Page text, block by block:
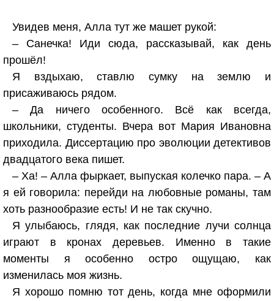
Увидев меня, Алла тут же машет рукой:
– Санечка! Иди сюда, рассказывай, как день
прошёл!
Я вздыхаю, ставлю сумку на землю и
присаживаюсь рядом.
– Да ничего особенного. Всё как всегда,
школьники, студенты. Вчера вот Мария Ивановна
приходила. Диссертацию про эволюции детективов
двадцатого века пишет.
– Ха! – Алла фыркает, выпуская колечко пара. – А
я ей говорила: перейди на любовные романы, там
хоть разнообразие есть! И не так скучно.
Я улыбаюсь, глядя, как последние лучи солнца
играют в кронах деревьев. Именно в такие
моменты я особенно остро ощущаю, как
изменилась моя жизнь.
Я хорошо помню тот день, когда мне оформили